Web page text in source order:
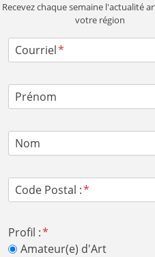
Recevez chaque semaine l'actualité
votre région
Courriel
Prénom
Nom
Code Postal :
Profil :
Amateur(e) d'Art